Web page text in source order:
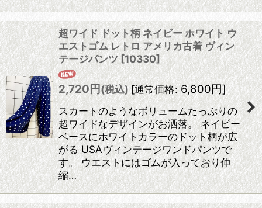
超ワイド ドット柄 ネイビー ホワイト ウ
エストゴム レトロ アメリカ古着 ヴィン
テージパンツ [10330]
2,720円(税込) [通常価格: 6,800円]
スカートのようなボリュームたっぷりの
超ワイドなデザインがお洒落。 ネイビー
ベースにホワイトカラーのドット柄が広
がる USAヴィンテージワンドパンツで
す。 ウエストにはゴムが入っており伸
縮…